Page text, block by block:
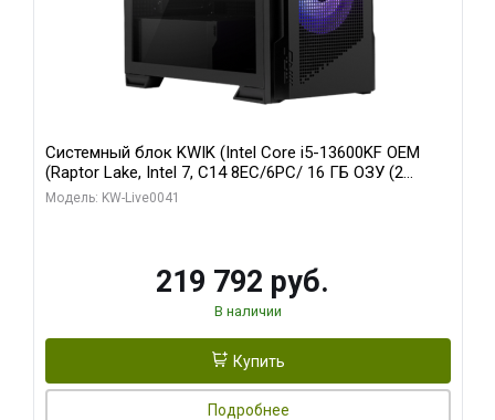
Системный блок KWIK (Intel Core i5-13600KF OEM
(Raptor Lake, Intel 7, C14 8EC/6PC/ 16 ГБ ОЗУ (2
модуля)/ Palit RTX5080 GAMINGPRO OC 16GB GDDR7
Модель: KW-Live0041
219 792 руб.
В наличии
Купить
Подробнее